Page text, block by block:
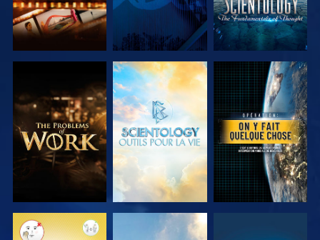
DÉCOUVRIR
LES SÉRIES
DÉCOUVRIR
LES SÉRIES
REGARDER